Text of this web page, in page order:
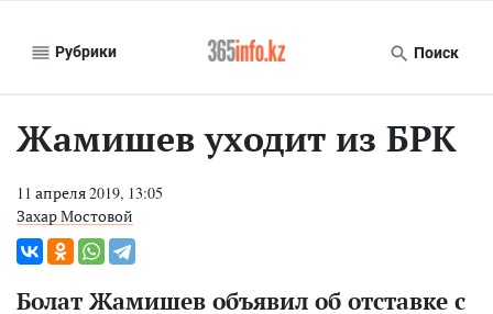
Рубрики Поиск
Жамишев уходит из БРК
11 апреля 2019, 13:05
Захар Мостовой
Болат Жамишев объявил об отставке с